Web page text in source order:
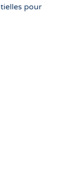
pour